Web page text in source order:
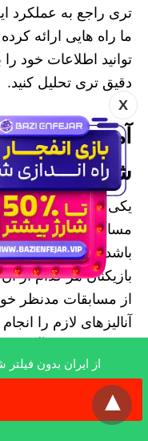
X
تری راجع به عملکرد
ما راه هایی ارائه
توانید اطلاعات خود
دقیق تری تحلیل کنید.
آموزش تحلیل
شرط بندی
یکی از مهم ترین
مسابقات فوتبال
باشد تحلیل تیم های
بازیکنان هر کدام از
از مسابقات مدنظر
آنالیزهای لازم را
شما باید وضعیت
موردنظر را بررسی
زده و خورده آن ها
از ایران بدون